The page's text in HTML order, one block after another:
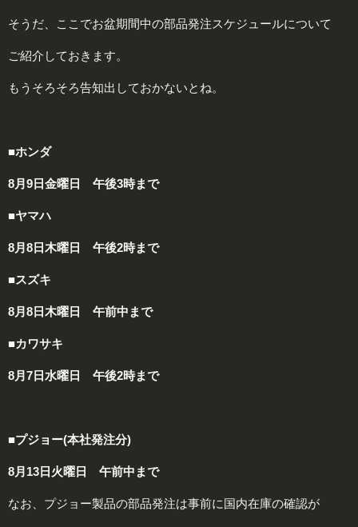
そうだ、ここでお盆期間中の部品発注スケジュールについて
ご紹介しておきます。
もうそろそろ告知出しておかないとね。
■ホンダ
8月9日金曜日 午後3時まで
■ヤマハ
8月8日木曜日 午後2時まで
■スズキ
8月8日木曜日 午前中まで
■カワサキ
8月7日水曜日 午後2時まで
■プジョー(本社発注分)
8月13日火曜日 午前中まで
なお、プジョー製品の部品発注は事前に国内在庫の確認が